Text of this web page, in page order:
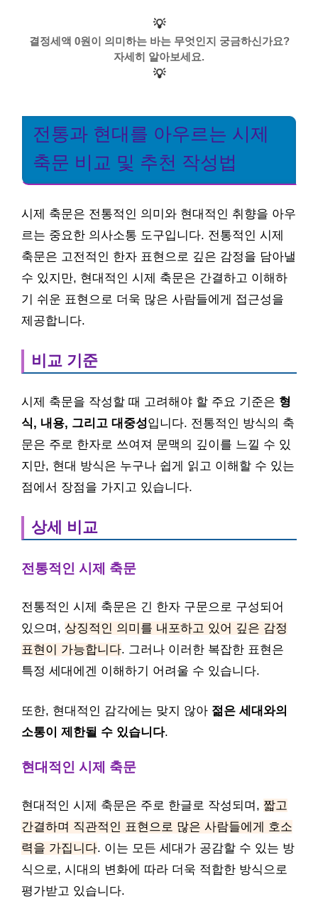
💡
결정세액 0원이 의미하는 바는 무엇인지 궁금하신가요?
자세히 알아보세요.
💡
전통과 현대를 아우르는 시제
축문 비교 및 추천 작성법
시제 축문은 전통적인 의미와 현대적인 취향을 아우
르는 중요한 의사소통 도구입니다. 전통적인 시제
축문은 고전적인 한자 표현으로 깊은 감정을 담아낼
수 있지만, 현대적인 시제 축문은 간결하고 이해하
기 쉬운 표현으로 더욱 많은 사람들에게 접근성을
제공합니다.
비교 기준
시제 축문을 작성할 때 고려해야 할 주요 기준은 형
식, 내용, 그리고 대중성입니다. 전통적인 방식의 축
문은 주로 한자로 쓰여져 문맥의 깊이를 느낄 수 있
지만, 현대 방식은 누구나 쉽게 읽고 이해할 수 있는
점에서 장점을 가지고 있습니다.
상세 비교
전통적인 시제 축문
전통적인 시제 축문은 긴 한자 구문으로 구성되어
있으며, 상징적인 의미를 내포하고 있어 깊은 감정
표현이 가능합니다. 그러나 이러한 복잡한 표현은
특정 세대에겐 이해하기 어려울 수 있습니다.
또한, 현대적인 감각에는 맞지 않아 젊은 세대와의
소통이 제한될 수 있습니다.
현대적인 시제 축문
현대적인 시제 축문은 주로 한글로 작성되며, 짧고
간결하며 직관적인 표현으로 많은 사람들에게 호소
력을 가집니다. 이는 모든 세대가 공감할 수 있는 방
식으로, 시대의 변화에 따라 더욱 적합한 방식으로
평가받고 있습니다.